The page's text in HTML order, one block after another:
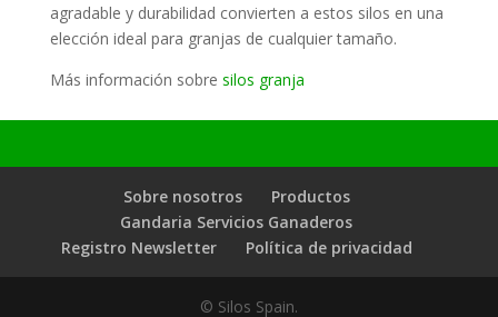
agradable y durabilidad convierten a estos silos en una
elección ideal para granjas de cualquier tamaño.
Más información sobre silos granja
Sobre nosotros
Productos
Gandaria Servicios Ganaderos
Registro Newsletter
Política de privacidad
© Silos Spain.